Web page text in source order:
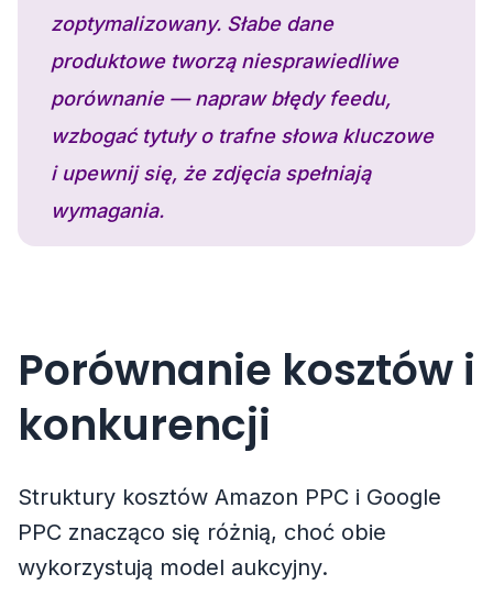
zoptymalizowany. Słabe dane
produktowe tworzą niesprawiedliwe
porównanie — napraw błędy feedu,
wzbogać tytuły o trafne słowa kluczowe
i upewnij się, że zdjęcia spełniają
wymagania.
Porównanie kosztów i
konkurencji
Struktury kosztów Amazon PPC i Google
PPC znacząco się różnią, choć obie
wykorzystują model aukcyjny.